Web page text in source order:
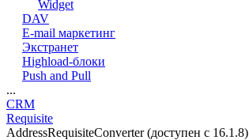
Widget
DAV
E-mail маркетинг
Экстранет
Highload-блоки
Push and Pull
...
CRM
Requisite
AddressRequisiteConverter (доступен с 16.1.8)